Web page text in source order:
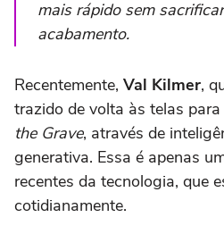
mais rápido sem
acabamento.
Recentemente, Val Kilmer,
trazido de volta às telas
the Grave, através de
generativa. Essa é apenas
recentes da tecnologia, que
cotidianamente.